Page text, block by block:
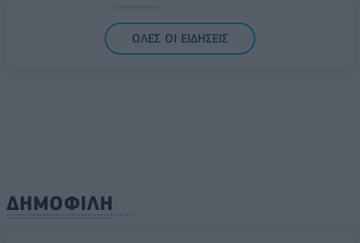
ΟΛΕΣ ΟΙ ΕΙΔΗΣΕΙΣ
ΔΗΜΟΦΙΛΗ